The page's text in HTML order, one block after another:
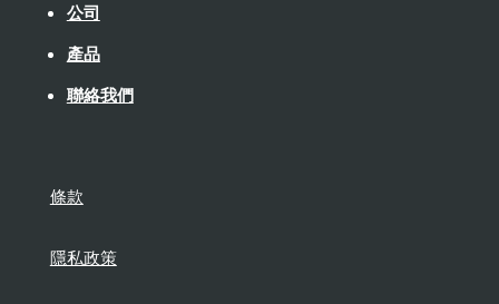
公司
產品
聯絡我們
條款
隱私政策